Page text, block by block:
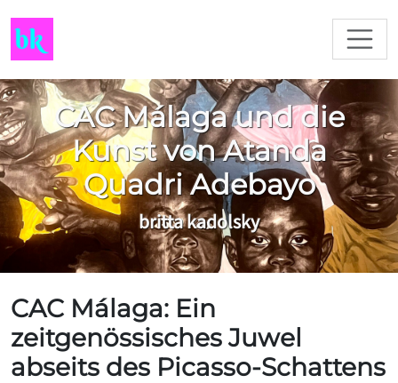
CAC Málaga und die
Kunst von Atanda
Quadri Adebayo
britta kadolsky
CAC Málaga: Ein
zeitgenössisches Juwel
abseits des Picasso-Schattens